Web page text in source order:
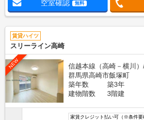
空室確認 無料
賃貸ハイツ
スリーライン高崎
NEW
信越本線（高崎－横川
群馬県高崎市飯塚町
築年数
築3年
建物階数
3階建
家賃クレジット払い可（※条件要